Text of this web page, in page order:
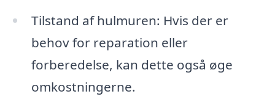
Tilstand af hulmuren: Hvis der er
behov for reparation eller
forberedelse, kan dette også øge
omkostningerne.